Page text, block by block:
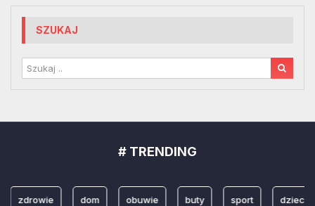
SZUKAJ
# TRENDING
dom obuwie buty sport dzieci